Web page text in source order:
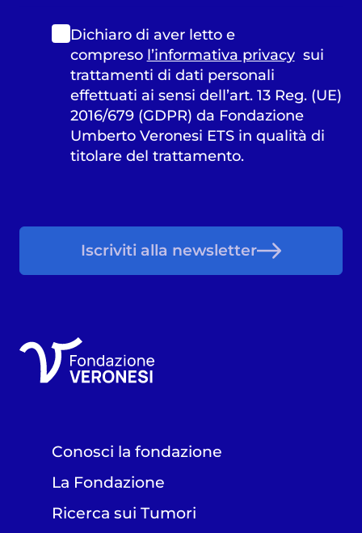
Dichiaro di aver letto e
compreso l’informativa privacysui
trattamenti di dati personali
effettuati ai sensi dell’art. 13 Reg. (UE)
2016/679 (GDPR) da Fondazione
Umberto Veronesi ETS in qualità di
titolare del trattamento.
Iscriviti alla newsletter
Conosci la fondazione
La Fondazione
Ricerca sui Tumori